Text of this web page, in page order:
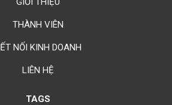
THÀNH VIÊN
NỐI KINH DOANH
LIÊN HỆ
TAGS